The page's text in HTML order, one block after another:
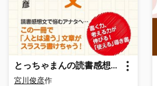
とっちゃまんの読書感想文 何を書くか、どう書くか
宮川俊彦作